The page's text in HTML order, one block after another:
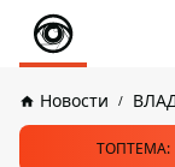
Новости
ТОПТЕМА: